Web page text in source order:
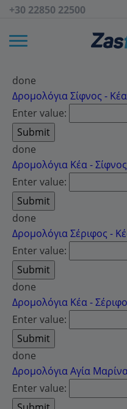
+30 22850 22500
done
Δρομολόγια Σίφνος - Κέα
Enter value:
done
Δρομολόγια Κέα - Σίφνος
Enter value:
done
Δρομολόγια Σέριφος -
Enter value:
done
Δρομολόγια Κέα -
Enter value:
done
Δρομολόγια Αγία
Enter value: